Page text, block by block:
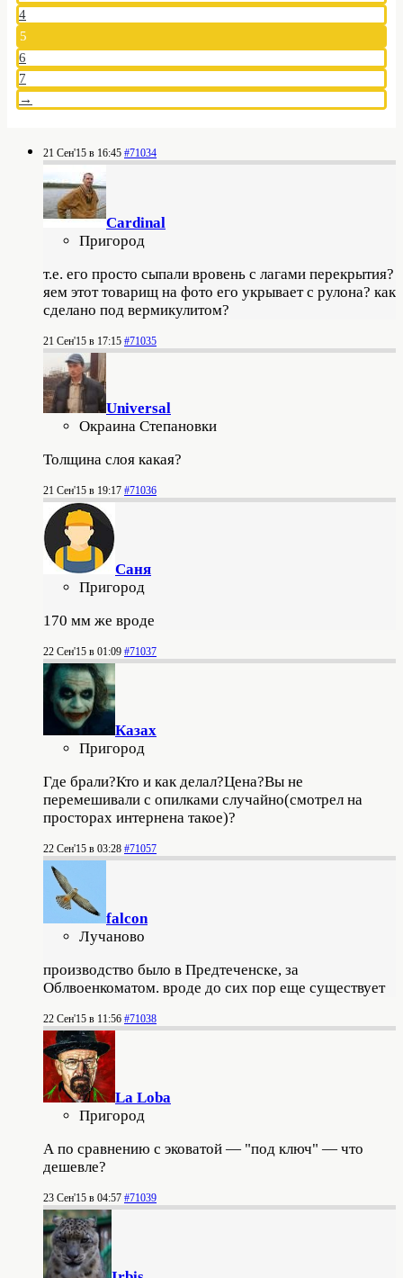
4
5
6
7
→
21 Сен'15 в 16:45 #71034
Cardinal
Пригород
т.е. его просто сыпали вровень с лагами перекрытия?
яем этот товарищ на фото его укрывает с рулона? как
сделано под вермикулитом?
21 Сен'15 в 17:15 #71035
Universal
Окраина Степановки
Толщина слоя какая?
21 Сен'15 в 19:17 #71036
Саня
Пригород
170 мм же вроде
22 Сен'15 в 01:09 #71037
Казах
Пригород
Где брали?Кто и как делал?Цена?Вы не
перемешивали с опилками случайно(смотрел на
просторах интернена такое)?
22 Сен'15 в 03:28 #71057
falcon
Лучаново
производство было в Предтеченске, за
Облвоенкоматом. вроде до сих пор еще существует
22 Сен'15 в 11:56 #71038
La Loba
Пригород
А по сравнению с эковатой — "под ключ" — что
дешевле?
23 Сен'15 в 04:57 #71039